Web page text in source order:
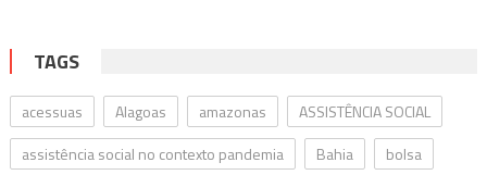
TAGS
acessuas Alagoas amazonas
ASSISTÊNCIA SOCIAL
assistência social no contexto pandemia
Bahia
bolsa